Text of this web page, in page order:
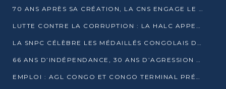
70 ANS APRÈS SA CRÉATION, LA CNS ENGAGE LE VIRAGE DE LA DIGITALISATION
LUTTE CONTRE LA CORRUPTION : LA HALC APPELLE À PASSER DES DISCOURS AUX ACTES
LA SNPC CÉLÈBRE LES MÉDAILLÉS CONGOLAIS DES OLYMPIADES PANAFRICAINES DE MATHÉMATIQUES 2026
66 ANS D’INDÉPENDANCE, 30 ANS D’AGRESSION RWANDAISE : 4 PRÉSIDENCES, UN ÉCHEC COLLECTIF
EMPLOI : AGL CONGO ET CONGO TERMINAL PRÉSÉLECTIONNENT PLUS DE 70 JEUNES À POINTE-NOIRE